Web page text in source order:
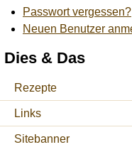
Passwort vergessen?
Neuen Benutzer
Dies & Das
Rezepte
Links
Sitebanner